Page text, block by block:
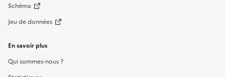
Schéma
Jeu de données
En savoir plus
Qui sommes-nous ?